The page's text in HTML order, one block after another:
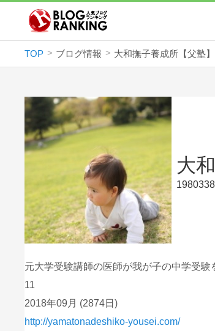
TOP ブログ情報 大和撫子養成所【父塾】
大
1980338
元大学受験講師の医師が我が子の中学受
11
2018年09月 (2874日)
http://yamatonadeshiko-yousei.com/